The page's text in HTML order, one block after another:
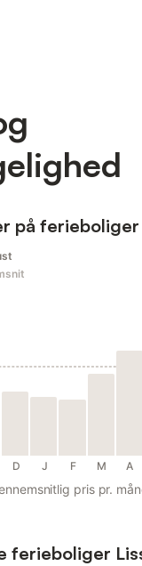
takes you almost
på ferieboliger
D J F M A
pris pr.
ferieboliger